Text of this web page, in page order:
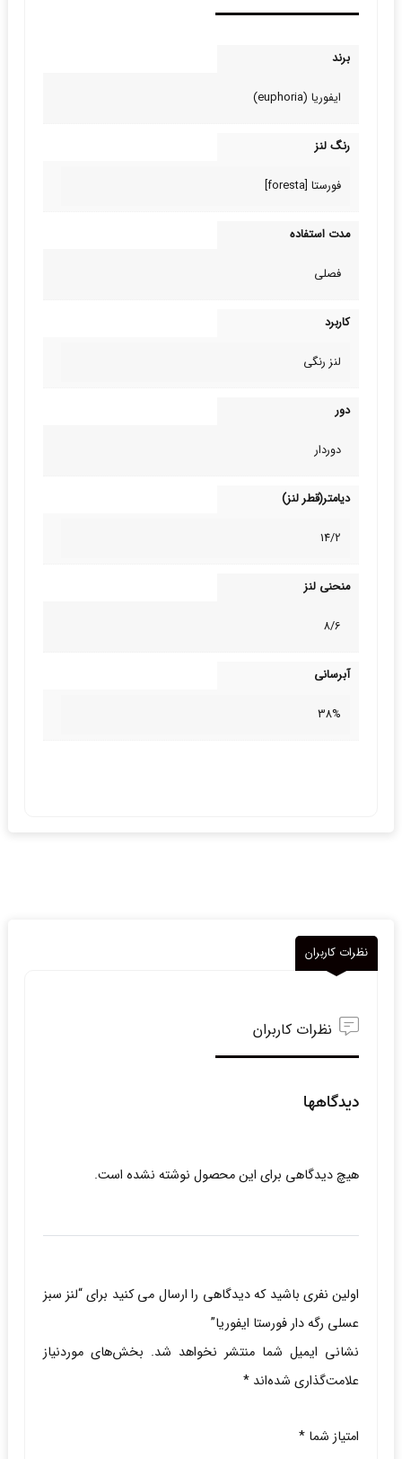
برند
ایفوریا (euphoria)
رنگ لنز
فورستا [foresta]
مدت استفاده
فصلی
کاربرد
لنز رنگی
دور
دوردار
دیامتر(قطر لنز)
14/2
منحنی لنز
8/6
آبرسانی
38%
نظرات کاربران
نظرات کاربران
دیدگاهها
هیچ دیدگاهی برای این محصول نوشته نشده است.
اولین نفری باشید که دیدگاهی را ارسال می کنید برای “لنز سبز
عسلی رگه دار فورستا ایفوریا”
نشانی ایمیل شما منتشر نخواهد شد. بخش‌های موردنیاز
علامت‌گذاری شده‌اند *
امتیاز شما *